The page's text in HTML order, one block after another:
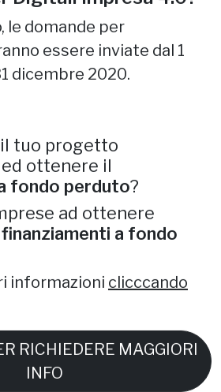
le domande per
essere inviate dal 1
dicembre 2020.
tuo progetto
ed ottenere il
fondo perduto?
ad ottenere
a fondo
informazioni clicccando
RICHIEDERE MAGGIORI
INFO